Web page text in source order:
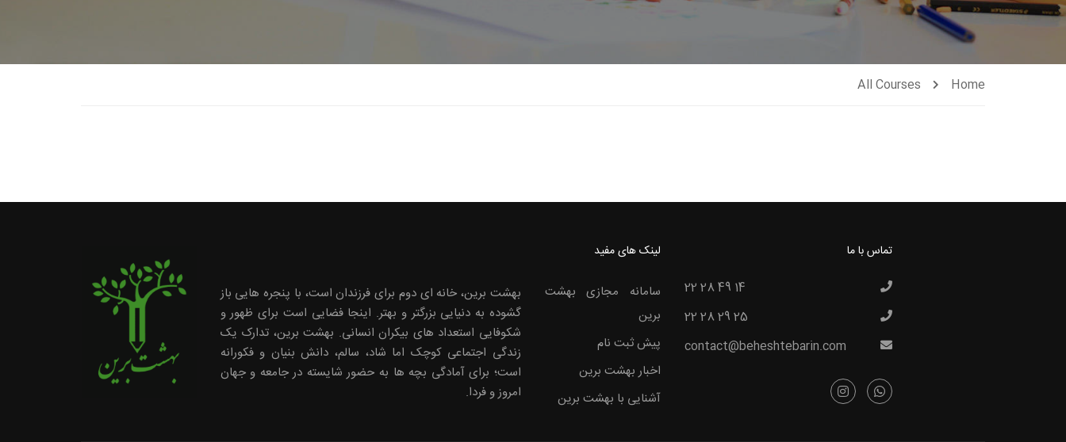
Home
All Courses
بهشت برین، خانه ای دوم برای فرزندان است، با پنجره هایی باز
گشوده به دنیایی بزرگتر و بهتر. اینجا فضایی است برای ظهور و
شکوفایی استعداد های بیکران انسانی. بهشت برین، تدارک یک
زندگی اجتماعی کوچک اما شاد، سالم، دانش بنیان و فکورانه
است؛ برای آمادگی بچه ها به حضور شایسته در جامعه و جهان
امروز و فردا.
لینک های مفید
سامانه مجازی بهشت
برین
پیش ثبت نام
اخبار بهشت برین
آشنایی با بهشت برین
تماس با ما
22 28 49 14
22 28 29 25
contact@beheshtebarin.com